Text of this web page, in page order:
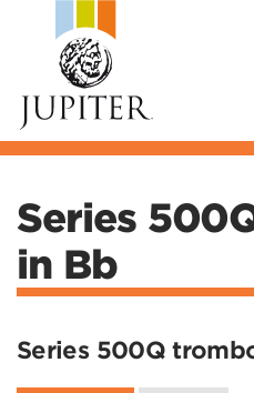
Series
in Bb
Series 500Q